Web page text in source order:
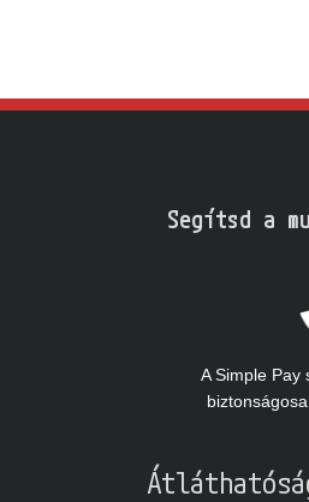
Segítsd a
A Simple Pay